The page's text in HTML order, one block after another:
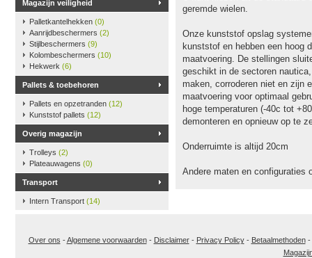
Magazijn veiligheid
Palletkantelhekken (0)
Aanrijdbeschermers (2)
Stijlbeschermers (9)
Kolombeschermers (10)
Hekwerk (6)
Pallets & toebehoren
Pallets en opzetranden (12)
Kunststof pallets (12)
Overig magazijn
Trolleys (2)
Plateauwagens (0)
Transport
Intern Transport (14)
geremde wielen.
Onze kunststof opslag
kunststof en hebben een hoog
maatvoering. De stellingen
geschikt in de sectoren
maken, corroderen niet en zijn
maatvoering voor optimaal
hoge temperaturen (-40c tot
demonteren en opnieuw op te
Onderruimte is altijd 20cm
Andere maten en configuraties
Over ons -Algemene voorwaarden- Disclaimer- Privacy Policy- Betaalmethoden-